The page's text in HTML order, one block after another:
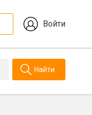
Войти
Найти